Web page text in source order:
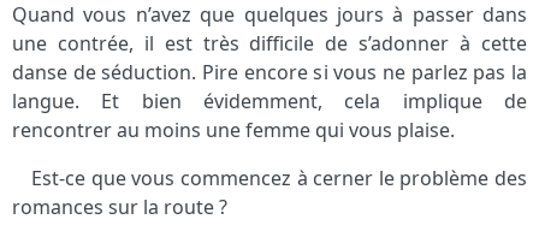
Quand vous n’avez que quelques jours à passer dans
une contrée, il est très difficile de s’adonner à cette
danse de séduction. Pire encore si vous ne parlez pas la
langue. Et bien évidemment, cela implique de
rencontrer au moins une femme qui vous plaise.
Est-ce que vous commencez à cerner le problème des
romances sur la route ?